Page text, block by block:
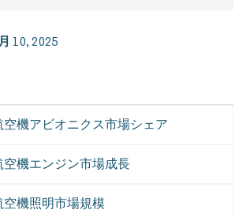
10, 2025
機アビオニクス市場シェア
機エンジン市場成長
機照明市場規模